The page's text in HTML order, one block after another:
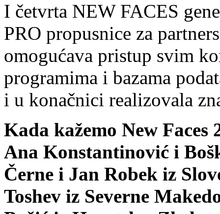
I četvrta NEW FACES
PRO propusnice za
omogućava pristup svim
programima i bazama
i u konačnici realizovala
Kada kažemo New
Ana Konstantinović i
Černe i Jan Robek iz
Toshev iz Severne